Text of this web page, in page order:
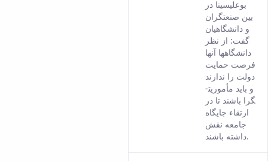
comes
from
the
Persian
version
of this
content.
بوعلی­سینا در
بین صنعتگران
و دانشگاهیان
گفت: از نظر
دانشگاه­ها آنها
فرصت حمایت
دولت را ندارند
و باید مأموریت­
گرا باشند تا در
ارتقاء جایگاه
جامعه نقش
داشته باشند.